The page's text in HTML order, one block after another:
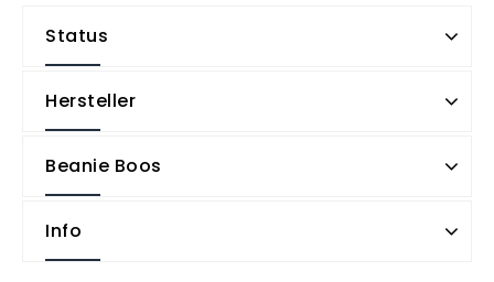
Status
Hersteller
Beanie Boos
Info